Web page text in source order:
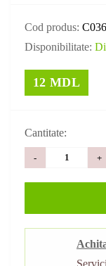
Cod produs: C036
Disponibilitate:
12 MDL
Cantitate:
- +